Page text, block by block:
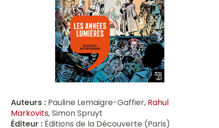
Auteurs : Pauline Lemaigre-Gaffier, Rahul
Markovits, Simon Spruyt
Éditeur : Éditions de la Découverte (Paris)